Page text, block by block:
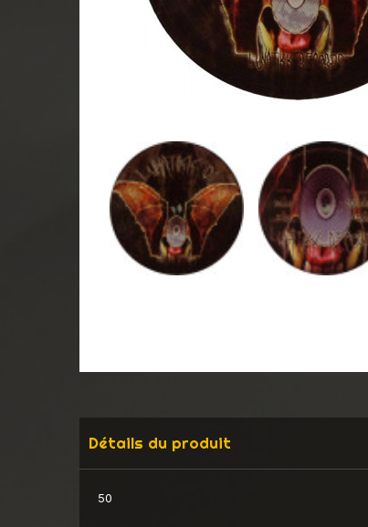
Détails du produit
50